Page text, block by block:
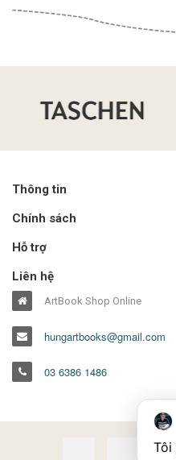
Thông tin
Chính sách
Hỗ trợ
Liên hệ
ArtBook Shop Online
hungartbooks@gmail.com
03 6386 1486
Tôi